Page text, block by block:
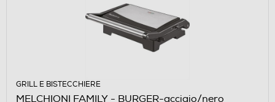
GRILL E BISTECCHIERE
MELCHIONI FAMILY - BURGER-acciaio/nero